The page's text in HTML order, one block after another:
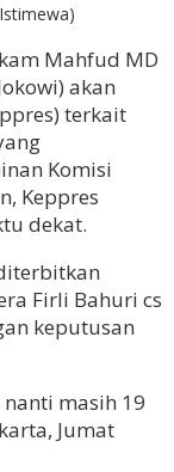
Mahfud MD
akan
terkait
Komisi
Keppres
dekat.
Firli Bahuri cs
keputusan
masih 19
Jumat